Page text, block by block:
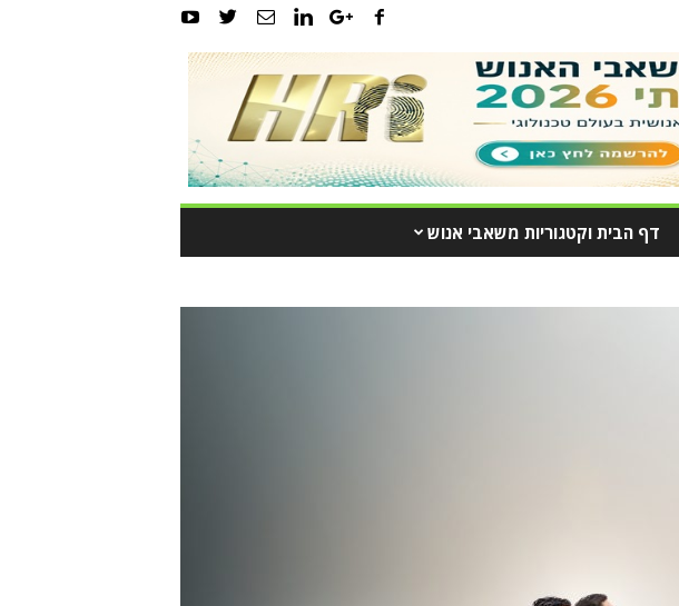
דף הבית וקטגוריות משאבי אנוש